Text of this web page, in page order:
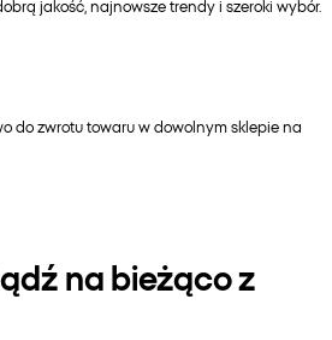
jakość, najnowsze trendy i szeroki wybór.
do zwrotu towaru w dowolnym sklepie na
na bieżąco z